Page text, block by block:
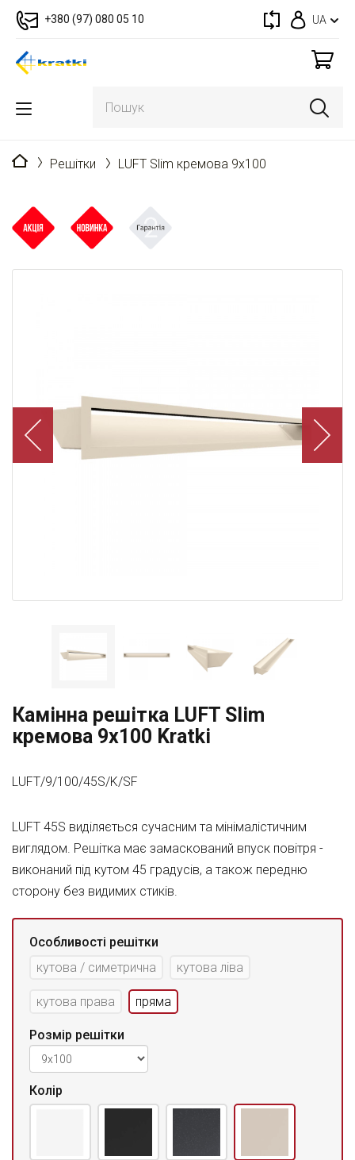
+380 (97) 080 05 10 UA
Головна
Решітки LUFT Slim кремова 9x100
Камінна решітка LUFT Slim
кремова 9x100 Kratki
LUFT/9/100/45S/K/SF
LUFT 45S виділяється сучасним та мінімалістичним
виглядом. Решітка має замаскований впуск повітря -
виконаний під кутом 45 градусів, а також передню
сторону без видимих стиків.
Особливості решітки
кутова / симетрична
кутова ліва
кутова права пряма
Розмір решітки
Колір